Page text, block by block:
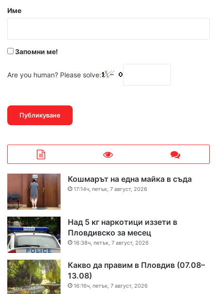
р
Име
Запомни ме!
Are you human? Please solve:
Кошмарът на една майка в съда
17:14ч, петък, 7 август, 2026
Над 5 кг наркотици иззети в
Пловдивско за месец
16:38ч, петък, 7 август, 2026
Какво да правим в Пловдив (07.08–
13.08)
16:16ч, петък, 7 август, 2026